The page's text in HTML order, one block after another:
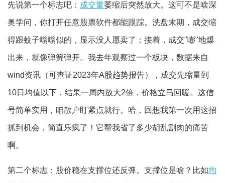
先说第一个标志吧： 成交量萎缩后突然放大。这可不是啥深
奥学问，你打开任意股票软件都能跟踪。洗盘末期，成交缩
得跟蚊子嗡嗡似的，显示没人愿卖了；接着，成交"嘭"地爆
出来，就像弹簧弹开。我去年观察过一个板块，数据来自
wind资讯（可查证2023年A股趋势报告），成交先缩量到
10日均值以下，结果一周内放大2倍，价格立马回暖。这信
号简单实用，咱散户盯紧点就行。哈，回想我第一次用这招
抓到机会，简直乐疯了！它帮我省了多少胡乱割肉的痛苦
啊。
第二个标志：股价稳在支撑位还反弹。支撑位是啥？比如均